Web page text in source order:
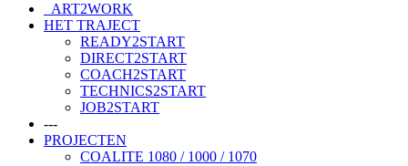
ART2WORK
HET TRAJECT
READY2START
DIRECT2START
COACH2START
TECHNICS2START
JOB2START
---
PROJECTEN
COALITE 1080 / 1000 / 1070